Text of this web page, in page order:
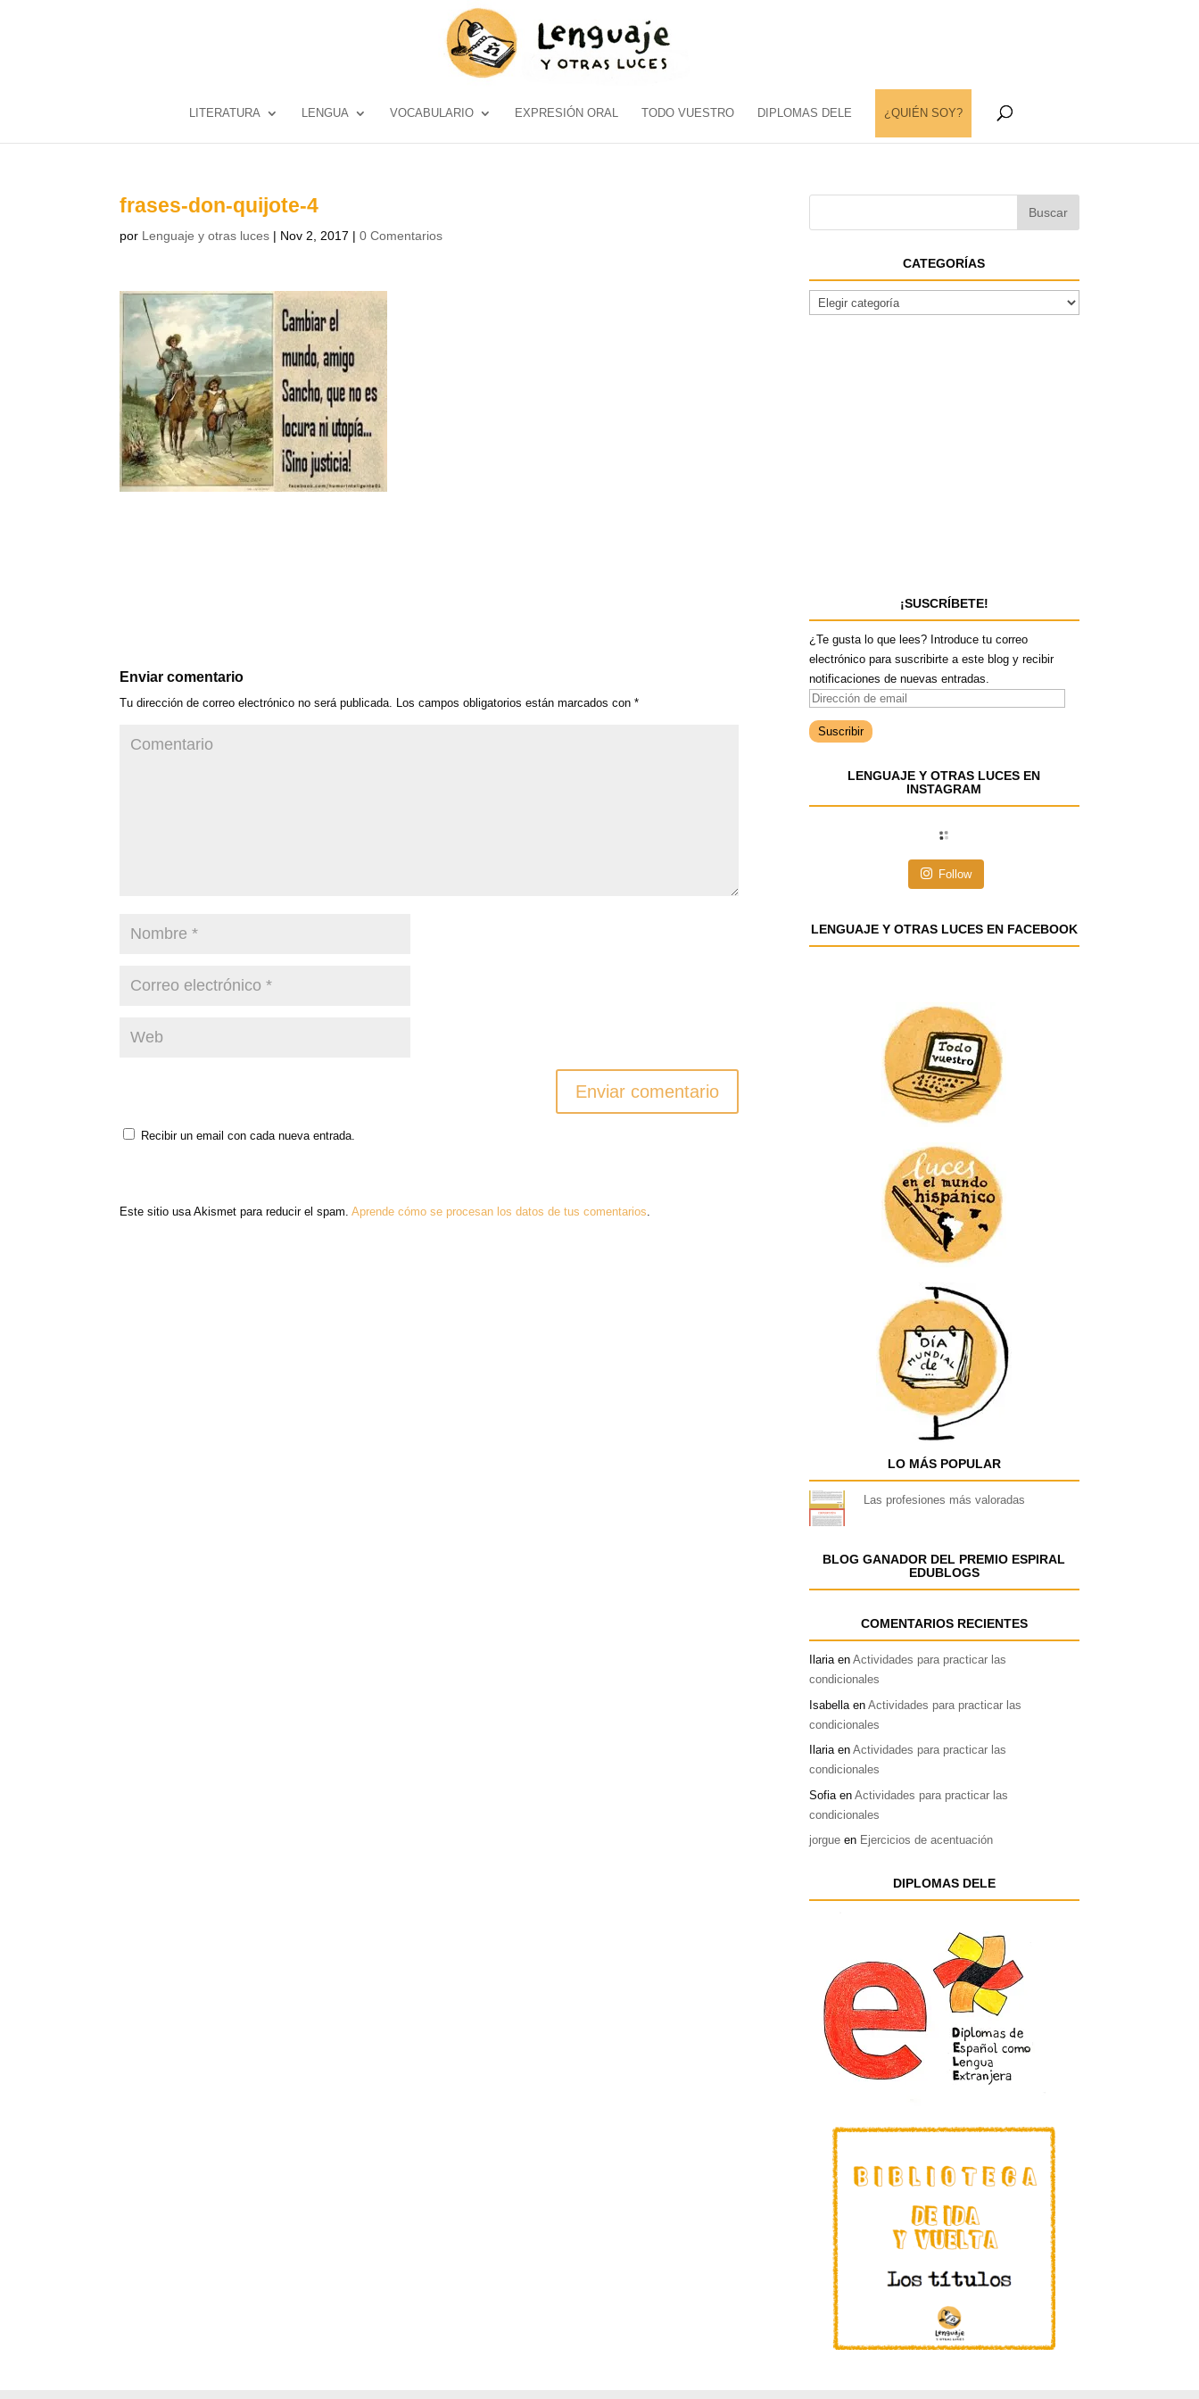
LITERATURA LENGUA VOCABULARIO EXPRESIÓN ORAL TODO VUESTRO DIPLOMAS DELE ¿QUIÉN SOY?
frases-don-quijote-4
por Lenguaje y otras luces | Nov 2, 2017 |0 Comentarios
Enviar comentario
Tu dirección de correo electrónico no será publicada. Los campos obligatorios están marcados con*
Recibir un email con cada nueva entrada.
Este sitio usa Akismet para reducir el spam.Aprende cómo se procesan los datos de tus comentarios.
CATEGORÍAS
¡SUSCRÍBETE!
¿Te gusta lo que lees? Introduce tu correo
electrónico para suscribirte a este blog y recibir
notificaciones de nuevas entradas.
D
r
m
LENGUAJE Y OTRAS LUCES EN
INSTAGRAM
Follow
LENGUAJE Y OTRAS LUCES EN FACEBOOK
LO MÁS POPULAR
Las profesiones más valoradas
BLOG GANADOR DEL PREMIO ESPIRAL
EDUBLOGS
COMENTARIOS RECIENTES
IlariaenActividades para practicar las
condicionales
Isabella enActividades para practicar las
condicionales
IlariaenActividades para practicar las
condicionales
Sofia enActividades para practicar las
condicionales
jorgue en Ejercicios de acentuación
DIPLOMAS DELE